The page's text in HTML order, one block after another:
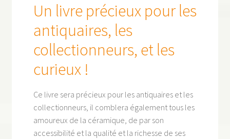
Un livre précieux pour les
antiquaires, les
collectionneurs, et les
curieux !
Ce livre sera précieux pour les antiquaires et les
collectionneurs, il comblera également tous les
amoureux de la céramique, de par son
accessibilité et la qualité et la richesse de ses